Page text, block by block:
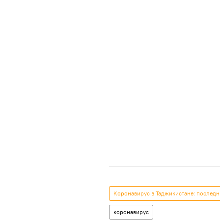
Коронавирус в Таджикистане:
коронавирус